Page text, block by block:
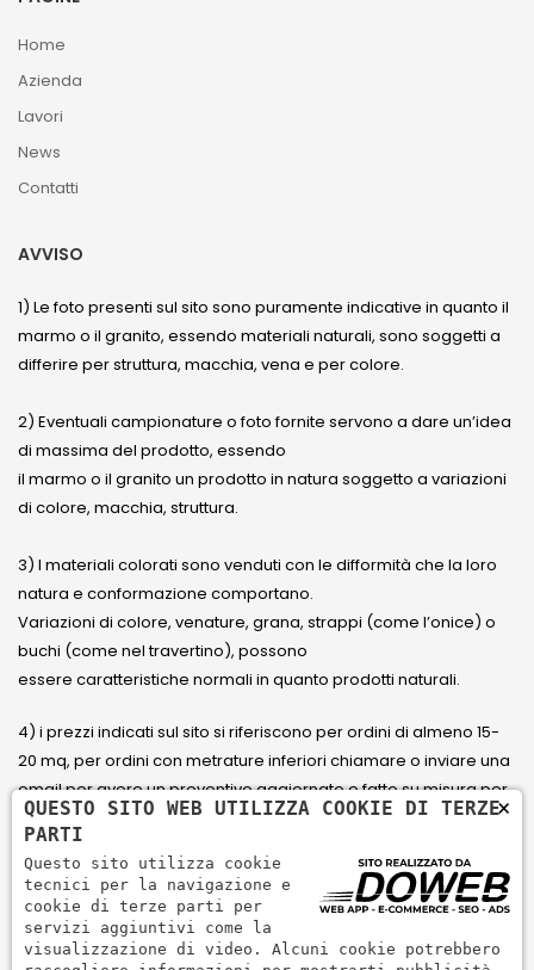
Home
Azienda
Lavori
News
Contatti
AVVISO
1) Le foto presenti sul sito sono puramente indicative in quanto il
marmo o il granito, essendo materiali naturali, sono soggetti a
differire per struttura, macchia, vena e per colore.
2) Eventuali campionature o foto fornite servono a dare un’idea
di massima del prodotto, essendo
il marmo o il granito un prodotto in natura soggetto a variazioni
di colore, macchia, struttura.
3) I materiali colorati sono venduti con le difformità che la loro
natura e conformazione comportano.
Variazioni di colore, venature, grana, strappi (come l’onice) o
buchi (come nel travertino), possono
essere caratteristiche normali in quanto prodotti naturali.
4) i prezzi indicati sul sito si riferiscono per ordini di almeno 15-
20 mq, per ordini con metrature inferiori chiamare o inviare una
email per avere un preventivo aggiornato e fatto su misura per
il cliente.
5) Paga con Carta di credito Visa, Visa Electron, Maestro,
Mastercard tramite il circuito PayPal. PayPal serve per pagare,
inviare denaro e accettare pagamenti in modo rapido,
semplice e sicuro.
×
QUESTO SITO WEB UTILIZZA COOKIE DI TERZE
PARTI
Questo sito utilizza cookie
tecnici per la navigazione e
cookie di terze parti per
servizi aggiuntivi come la
visualizzazione di video. Alcuni cookie potrebbero